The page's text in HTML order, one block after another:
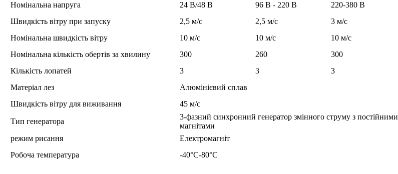
Номінальна напруга
24 В/48 В 96 В - 220 В
220-380 В
Швидкість вітру при запуску
2,5 м/с 2,5 м/с
3 м/с
Номінальна швидкість вітру
10 м/с 10 м/с
10 м/с
Номінальна кількість обертів за хвилину
300 260
300
Кількість лопатей
3 3
3
Матеріал лез
Алюмінієвий сплав
Швидкість вітру для виживання
45 м/с
Тип генератора
3-фазний синхронний генератор змінного струму з постійними
магнітами
режим рисання
Електромагніт
Робоча температура
-40°C-80°C